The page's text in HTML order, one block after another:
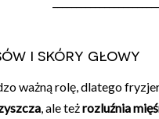
i skóry głowy
ważną rolę, dlatego
, ale teżrozluźnia